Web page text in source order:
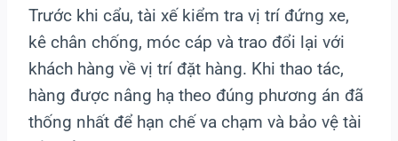
Trước khi cẩu, tài xế kiểm tra vị trí đứng xe,
kê chân chống, móc cáp và trao đổi lại với
khách hàng về vị trí đặt hàng. Khi thao tác,
hàng được nâng hạ theo đúng phương án đã
thống nhất để hạn chế va chạm và bảo vệ tài